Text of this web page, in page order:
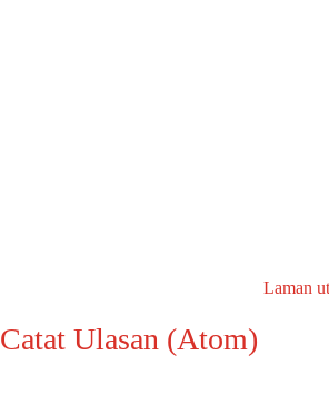
Laman
Catat Ulasan (Atom)